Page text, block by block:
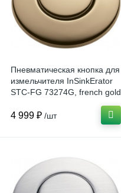
Пневматическая кнопка для
измельчителя InSinkErator
STC-FG 73274G, french gold
4 999 ₽ /шт